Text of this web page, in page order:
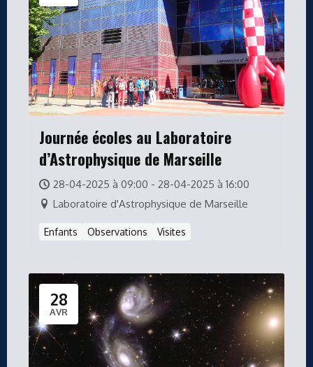
Journée écoles au Laboratoire
d’Astrophysique de Marseille
28-04-2025 à 09:00 - 28-04-2025 à 16:00
Laboratoire d'Astrophysique de Marseille
Enfants Observations Visites
28
AVR